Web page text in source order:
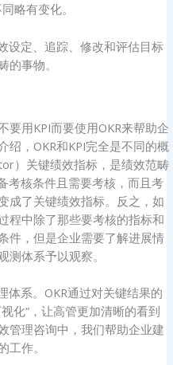
略有变化。
设定、追踪、修改和评估目标
的事物。
要用KPI而要使用OKR来帮助企
绍，OKR和KPI完全是不同的概
）关键绩效指标，是绩效范畴
考核条件且需要考核，而且考
成了关键绩效指标。反之，如
程中除了那些要考核的指标和
件，但是企业需要了解进展情
测体系予以观察。
体系。OKR通过对关键结果的
化“，让高管更加清晰的看到
管理咨询中，我们帮助企业建
工作。